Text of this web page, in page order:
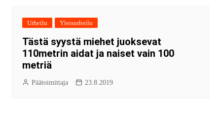
Urheilu Yleisurheilu
Tästä syystä miehet juoksevat
110metrin aidat ja naiset vain 100
metriä
Päätoimittaja 23.8.2019